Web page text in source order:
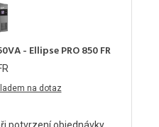
- Ellipse PRO 850 FR
na dotaz